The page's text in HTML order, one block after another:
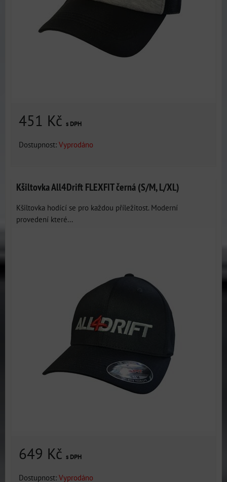
451 Kč s DPH
Dostupnost: Vyprodáno
Kšiltovka All4Drift FLEXFIT černá (S/M, L/XL)
Kšiltovka hodící se pro každou příležitost. Moderní
provedení které...
649 Kč s DPH
Dostupnost: Vyprodáno